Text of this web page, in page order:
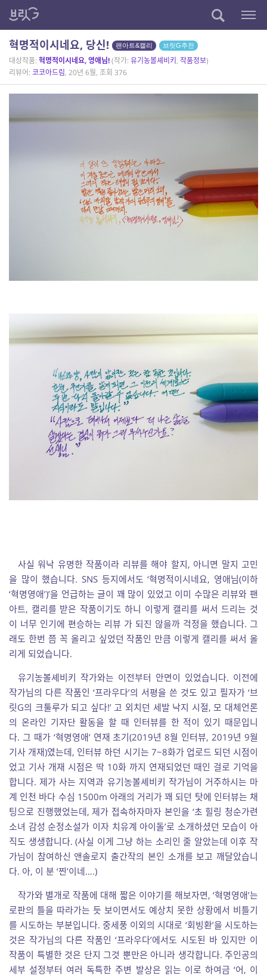
혁명적이시네요, 당신! 팬아트&캘리 브릿G추천
대상작품: 혁명적이시네요, 영애님!(작가: 유기농볼셰비키 , 작품정보)
리뷰어: 코코아드림, 20년 6월, 조회 376
사실 워낙 유명한 작품이라 리뷰를 해야 할지, 아니면 말지 고민
을 많이 했습니다. SNS 등지에서도 ‘혁명적이시네요, 영애님(이하
‘혁명영애’)’을 언급하는 글이 꽤 많이 있었고 이미 수많은 리뷰와 팬
아트, 캘리를 받은 작품이기도 하니 이렇게 캘리를 써서 드리는 것
이 너무 인기에 편승하는 리뷰 가 되진 않을까 걱정을 했습니다. 그
래도 한번 쯤 꼭 올리고 싶었던 작품인 만큼 이렇게 캘리를 써서 올
리게 되었습니다.
유기농볼셰비키 작가와는 이전부터 안면이 있었습니다. 이전에
작가님의 다른 작품인 ‘프라우다’의 서평을 쓴 것도 있고 필자가 ‘브
릿G의 크툴루가 되고 싶다!’ 고 외치던 세발 낙지 시절, 모 대체언론
의 온라인 기자단 활동을 할 때 인터뷰를 한 적이 있기 때문입니
다. 그 때가 ‘혁명영애’ 연재 초기(2019년 8월 인터뷰, 2019년 9월
기사 개재)였는데, 인터뷰 하던 시기는 7~8화가 업로드 되던 시점이
었고 기사 개재 시점은 딱 10화 까지 연재되었던 때인 걸로 기억을
합니다. 제가 사는 지역과 유기농볼셰비키 작가님이 거주하시는 마
계 인천 바다 수심 1500m 아래의 거리가 꽤 되던 탓에 인터뷰는 채
팅으로 진행했었는데, 제가 접속하자마자 본인을 ‘초 힐링 청순가련
소녀 감성 순정소설가 이자 치유계 아이돌’로 소개하셨던 모습이 아
직도 생생합니다. (사실 이게 그냥 하는 소리인 줄 알았는데 이후 작
가님이 참여하신 앤솔로지 출간작의 본인 소개를 보고 깨달았습니
다. 아, 이 분 ‘찐’이네….)
작가와 별개로 작품에 대해 짧은 이야기를 해보자면, ‘혁명영애’는
로판의 틀을 따라가는 듯 보이면서도 예상치 못한 상황에서 비틀기
를 시도하는 부분입니다. 중세풍 이외의 시대로 ‘회빙환’을 시도하는
것은 작가님의 다른 작품인 ‘프라우다’에서도 시도된 바 있지만 이
작품이 특별한 것은 단지 그것 뿐만은 아니라 생각합니다. 주인공의
세부 설정부터 여러 독특한 주변 발상은 읽는 이로 하여금 ‘어, 이